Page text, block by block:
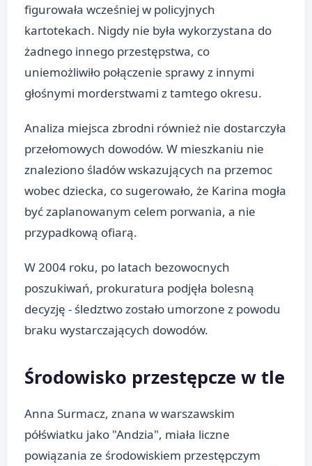
figurowała wcześniej w policyjnych
kartotekach. Nigdy nie była wykorzystana do
żadnego innego przestępstwa, co
uniemożliwiło połączenie sprawy z innymi
głośnymi morderstwami z tamtego okresu.
Analiza miejsca zbrodni również nie dostarczyła
przełomowych dowodów. W mieszkaniu nie
znaleziono śladów wskazujących na przemoc
wobec dziecka, co sugerowało, że Karina mogła
być zaplanowanym celem porwania, a nie
przypadkową ofiarą.
W 2004 roku, po latach bezowocnych
poszukiwań, prokuratura podjęła bolesną
decyzję - śledztwo zostało umorzone z powodu
braku wystarczających dowodów.
Środowisko przestępcze w tle
Anna Surmacz, znana w warszawskim
półświatku jako "Andzia", miała liczne
powiązania ze środowiskiem przestępczym